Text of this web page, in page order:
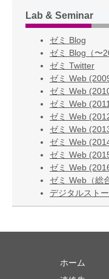
Lab & Seminar
ゼミ Blog
ゼミ Blog（〜
ゼミ Twitter
ゼミ Web
ゼミ Web
ゼミ Web
ゼミ Web
ゼミ Web
ゼミ Web
ゼミ Web
ゼミ Web
ゼミ Web（総
デジタルスト
ホーム